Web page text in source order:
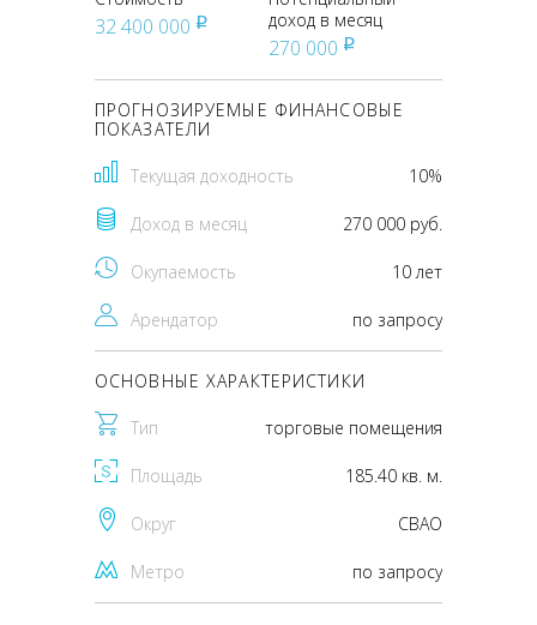
32 400 000 pуб
доход в месяц
270 000 pуб
ПРОГНОЗИРУЕМЫЕ ФИНАНСОВЫЕ
ПОКАЗАТЕЛИ
Текущая доходность 10%
Доход в месяц 270 000 руб.
Окупаемость 10 лет
Арендатор по запросу
ОСНОВНЫЕ ХАРАКТЕРИСТИКИ
Тип торговые помещения
Площадь 185.40 кв. м.
Округ CВАО
Метро по запросу